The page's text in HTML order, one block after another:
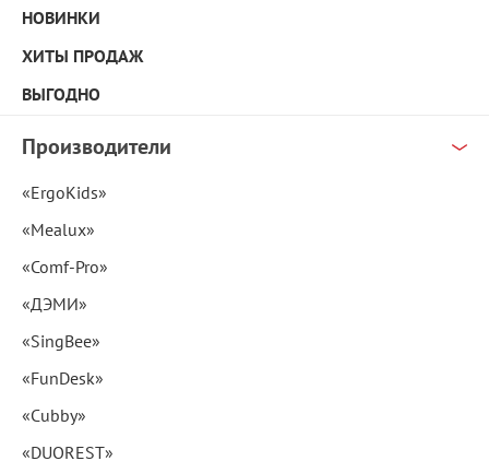
НОВИНКИ
ХИТЫ ПРОДАЖ
ВЫГОДНО
Производители
«ErgoKids»
«Mealux»
«Comf-Pro»
«ДЭМИ»
«SingBee»
«FunDesk»
«Cubby»
«DUOREST»